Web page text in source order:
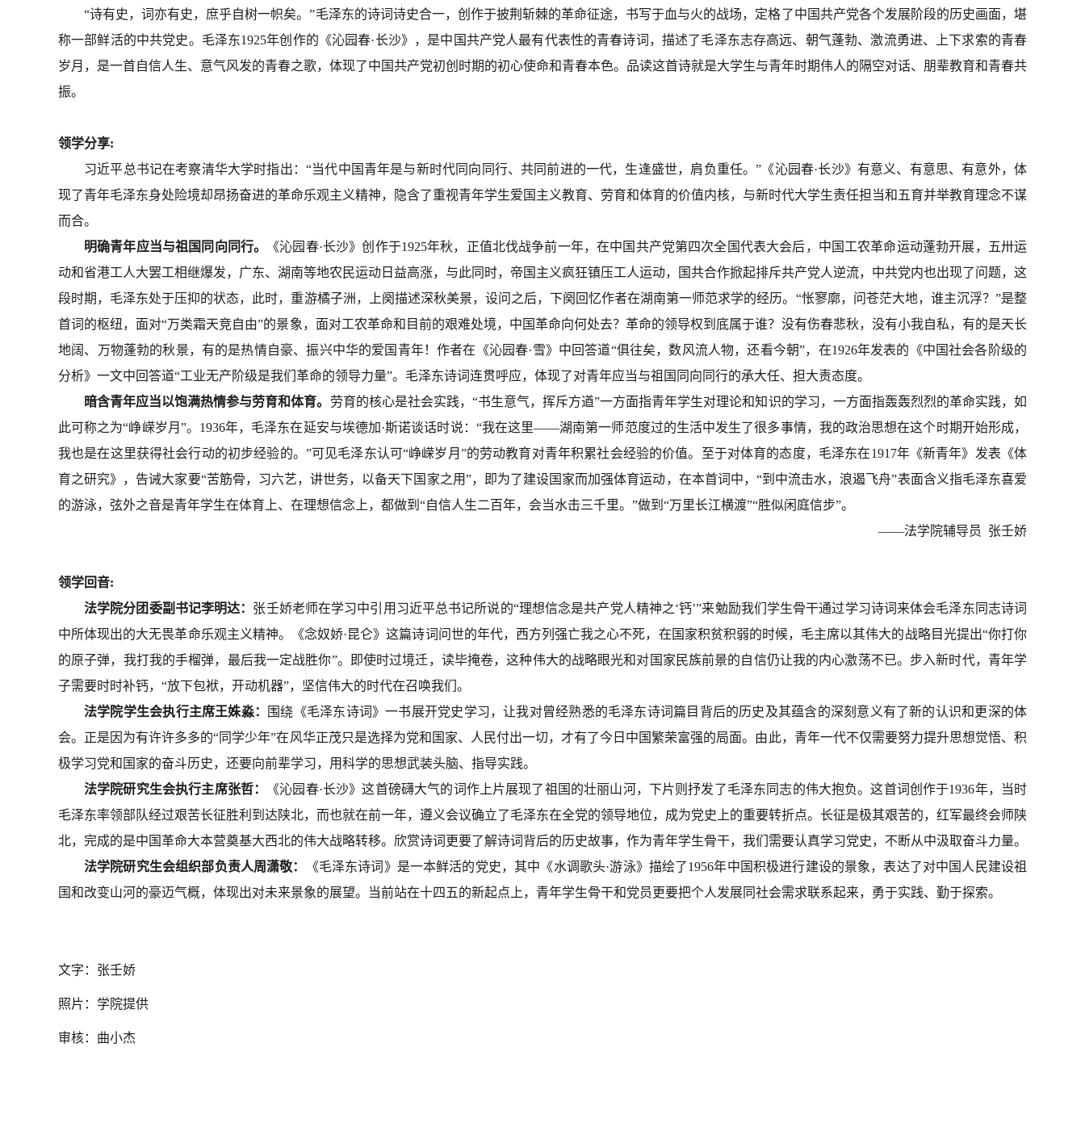
“诗有史，词亦有史，庶乎自树一帜矣。”毛泽东的诗词诗史合一，创作于披荆斩棘的革命征途，书写于血与火的战场，定格了中国共产党各个发展阶段的历史画面，堪
称一部鲜活的中共党史。毛泽东1925年创作的《沁园春·长沙》，是中国共产党人最有代表性的青春诗词，描述了毛泽东志存高远、朝气蓬勃、激流勇进、上下求索的青春
岁月，是一首自信人生、意气风发的青春之歌，体现了中国共产党初创时期的初心使命和青春本色。品读这首诗就是大学生与青年时期伟人的隔空对话、朋辈教育和青春共
振。
领学分享:
习近平总书记在考察清华大学时指出：“当代中国青年是与新时代同向同行、共同前进的一代，生逢盛世，肩负重任。”《沁园春·长沙》有意义、有意思、有意外，体
现了青年毛泽东身处险境却昂扬奋进的革命乐观主义精神，隐含了重视青年学生爱国主义教育、劳育和体育的价值内核，与新时代大学生责任担当和五育并举教育理念不谋
而合。
明确青年应当与祖国同向同行。
《沁园春·长沙》创作于1925年秋，正值北伐战争前一年，在中国共产党第四次全国代表大会后，中国工农革命运动蓬勃开展，五卅运
动和省港工人大罢工相继爆发，广东、湖南等地农民运动日益高涨，与此同时，帝国主义疯狂镇压工人运动，国共合作掀起排斥共产党人逆流，中共党内也出现了问题，这
段时期，毛泽东处于压抑的状态，此时，重游橘子洲，
上阕描述深秋美景，设问之后，下阕回忆作者在湖南第一师范求学的经历。 “怅寥廓，问苍茫大地，谁主沉浮？”是整
首词的枢纽，面对“万类霜天竞自由”的景象，面对工农革命和目前的艰难处境，中国革命向何处去？革命的领导权到底属于谁？没有伤春悲秋，没有小我自私，有的是天长
地阔、万物蓬勃的秋景，有的是热情自豪、振兴中华的爱国青年！作者在《沁园春·雪》中回答道“俱往矣，数风流人物，还看今朝”，在1926年发表的《中国社会各阶级的
分析》一文中回答道“工业无产阶级是我们革命的领导力量”。毛泽东诗词连贯呼应，体现了对青年应当与祖国同向同行的承大任、担大责态度。
暗含青年应当以饱满热情参与劳育和体育。 劳育的核心是社会实践， “书生意气，挥斥方遒”一方面指青年学生对理论和知识的学习，一方面指轰轰烈烈的革命实践，如
此可称之为“峥嵘岁月”。1936年，毛泽东在延安与埃德加·斯诺谈话时说： “我在这里——湖南第一师范度过的生活中发生了很多事情，我的政治思想在这个时期开始形成，
我也是在这里获得社会行动的初步经验的。”可见毛泽东认可“峥嵘岁月”的劳动教育对青年积累社会经验的价值。至于对体育的态度，毛泽东在1917年《新青年》发表《体
育之研究》，告诫大家要“苦筋骨，习六艺，讲世务，以备天下国家之用”，即为了建设国家而加强体育运动，在本首词中，“到中流击水，浪遏飞舟”表面含义指毛泽东喜爱
的游泳，弦外之音是青年学生在体育上、在理想信念上，都做到“自信人生二百年，会当水击三千里。”做到“万里长江横渡”“胜似闲庭信步”。
——法学院辅导员 张壬娇
领学回音:
法学院分团委副书记李明达： 张壬娇老师在学习中引用习近平总书记所说的“理想信念是共产党人精神之‘钙’”来勉励我们学生骨干通过学习诗词来体会毛泽东同志诗词
中所体现出的大无畏革命乐观主义精神。《念奴娇·昆仑》这篇诗词问世的年代，西方列强亡我之心不死，在国家积贫积弱的时候，毛主席以其伟大的战略目光提出“你打你
的原子弹，我打我的手榴弹，最后我一定战胜你”。即使时过境迁，读毕掩卷，这种伟大的战略眼光和对国家民族前景的自信仍让我的内心激荡不已。步入新时代，青年学
子需要时时补钙，“放下包袱，开动机器”，坚信伟大的时代在召唤我们。
法学院学生会执行主席王姝淼：
围绕 《毛泽东诗词》一书展开党史学习，让我对曾经熟悉的毛泽东诗词篇目背后的历史及其蕴含的深刻意义有了新的认识和更深的体
会。正是因为有许许多多的“同学少年”在风华正茂只是选择为党和国家、人民付出一切，才有了今日中国繁荣富强的局面。由此，青年一代不仅需要努力提升思想觉悟、积
极学习党和国家的奋斗历史，还要向前辈学习，用科学的思想武装头脑、指导实践。
法学院研究生会执行主席张哲：
《沁园春·长沙》这首磅礴大气的词作上片展现了祖国的壮丽山河，下片则抒发了毛泽东同志的伟大抱负。这首词创作于1936年，当时
毛泽东率领部队经过艰苦长征胜利到达陕北，而也就在前一年，遵义会议确立了毛泽东在全党的领导地位，成为党史上的重要转折点。长征是极其艰苦的，红军最终会师陕
北，完成的是中国革命大本营奠基大西北的伟大战略转移。欣赏诗词更要了解诗词背后的历史故事，作为青年学生骨干，我们需要认真学习党史，不断从中汲取奋斗力量。
法学院研究生会组织部负责人周潇敬：
《毛泽东诗词》是一本鲜活的党史，其中 《水调歌头·游泳》描绘了1956年中国积极进行建设的景象，表达了对中国人民建设祖
国和改变山河的豪迈气概，体现出对未来景象的展望。当前站在十四五的新起点上，青年学生骨干和党员更要把个人发展同社会需求联系起来，勇于实践、勤于探索。
文字：张壬娇
照片：学院提供
审核：曲小杰